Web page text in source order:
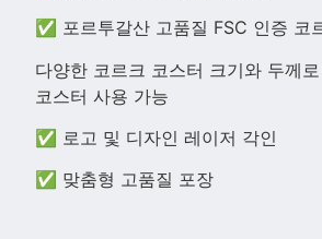
✅ 포르투갈산 고품질 FSC 인증 코
다양한 코르크 코스터 크기와 두께
코스터 사용 가능
✅ 로고 및 디자인 레이저 각인
✅ 맞춤형 고품질 포장